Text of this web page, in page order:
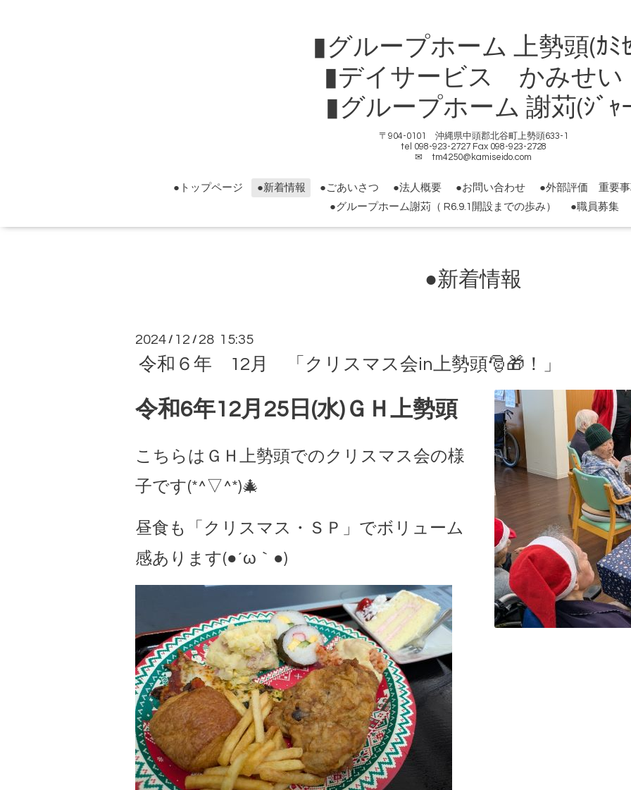
▮グループホーム 上勢頭(ｶ
▮デイサービス かみせい
▮グループホーム 謝苅(ｼﾞｬｰ
〒904-0101 沖縄県中頭郡北谷町上勢頭633-1
tel 098-923-2727 Fax 098-923-2728
✉ tm4250@kamiseido.com
●トップページ ●新着情報 ●ごあいさつ ●法人概要 ●お問い合わせ
●外部評価 重要事
●グループホーム謝苅（ R6.9.1開設までの歩み）
●職員募集
●新着情報
2024 / 12 / 28 15:35
令和６年 12月 「クリスマス会in上勢頭🎅🎁！」
令和6年12月25日(水)ＧＨ上勢頭
こちらはＧＨ上勢頭でのクリスマス会の様
子です(*^▽^*)🎄
昼食も「クリスマス・ＳＰ」でボリューム
感あります(●´ω｀●)